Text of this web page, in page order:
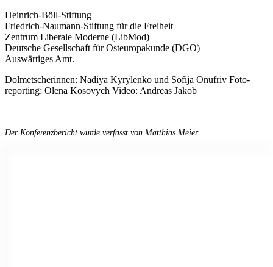
Heinrich-Böll-Stiftung
Friedrich-Naumann-Stiftung für die Freiheit
Zentrum Liberale Moderne (LibMod)
Deutsche Gesellschaft für Osteuropakunde (DGO)
Auswärtiges Amt.
Dolmetscherinnen: Nadiya Kyrylenko und Sofija Onufriv Foto-
reporting: Olena Kosovych Video: Andreas Jakob
Der Konferenzbericht wurde verfasst von Matthias Meier